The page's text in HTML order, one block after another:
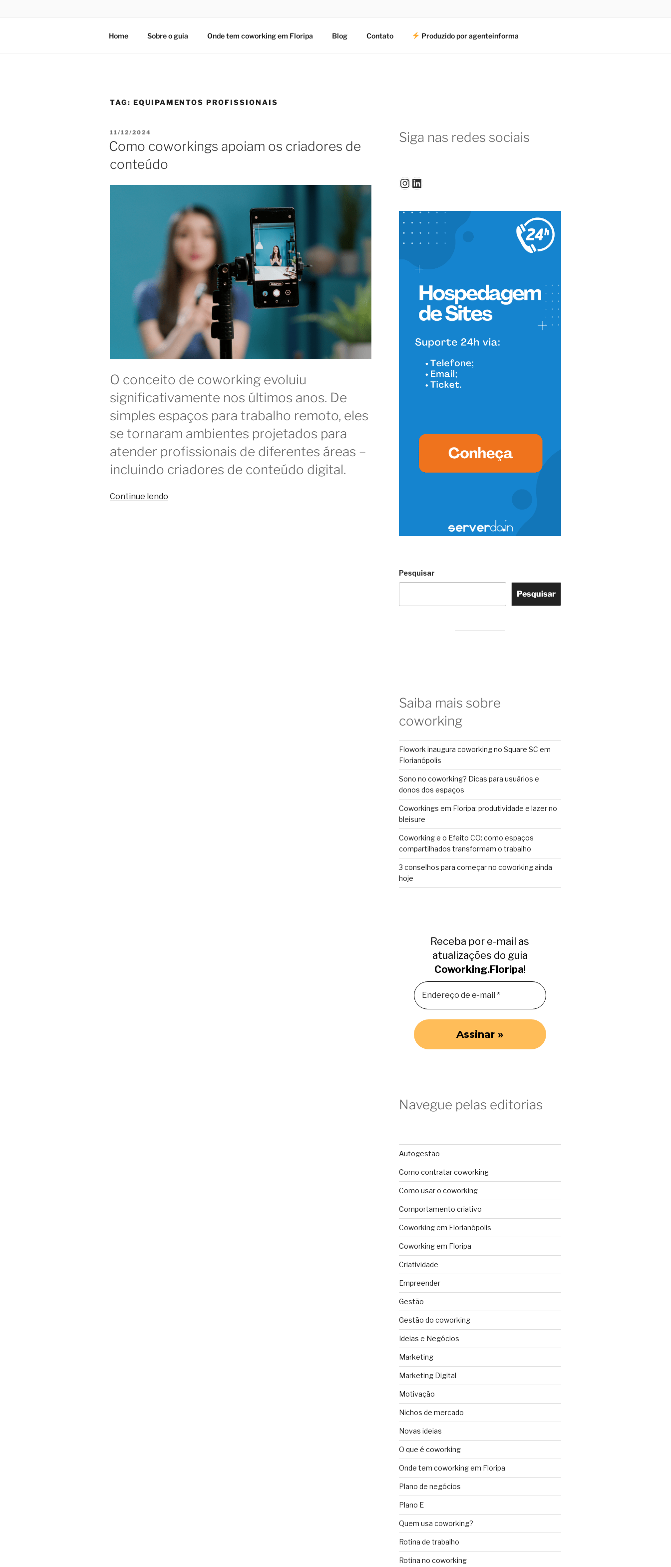
Home Sobre o guia Onde tem coworking em Floripa Blog Contato Produzido por agenteinforma
TAG: EQUIPAMENTOS PROFISSIONAIS
PUBLICADO
EM
11/12/2024
Como coworkings apoiam os criadores de
conteúdo
O conceito de coworking evoluiu
significativamente nos últimos anos. De
simples espaços para trabalho remoto, eles
se tornaram ambientes projetados para
atender profissionais de diferentes áreas –
incluindo criadores de conteúdo digital.
Continue lendo
Siga nas redes sociais
Instagram
LinkedIn
Pesquisar
Pesquisar
Saiba mais sobre
coworking
Flowork inaugura coworking no Square SC em
Florianópolis
Sono no coworking? Dicas para usuários e
donos dos espaços
Coworkings em Floripa: produtividade e lazer no
bleisure
Coworking e o Efeito CO: como espaços
compartilhados transformam o trabalho
3 conselhos para começar no coworking ainda
hoje
Receba por e-mail as
atualizações do guia
Coworking.Floripa!
Navegue pelas editorias
Autogestão
Como contratar coworking
Como usar o coworking
Comportamento criativo
Coworking em Florianópolis
Coworking em Floripa
Criatividade
Empreender
Gestão
Gestão do coworking
Ideias e Negócios
Marketing
Marketing Digital
Motivação
Nichos de mercado
Novas ideias
O que é coworking
Onde tem coworking em Floripa
Plano de negócios
Plano E
Quem usa coworking?
Rotina de trabalho
Rotina no coworking